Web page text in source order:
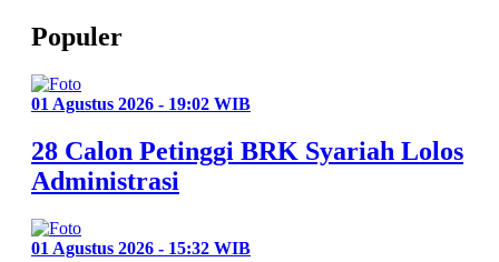
Populer
01 Agustus 2026 - 19:02 WIB
28 Calon Petinggi BRK Syariah Lolos
Administrasi
01 Agustus 2026 - 15:32 WIB